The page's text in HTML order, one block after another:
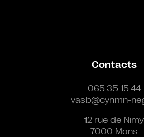
Contacts
065 35 15 44
vasb@cynmn-
12 rue de Nimy
7000 Mons